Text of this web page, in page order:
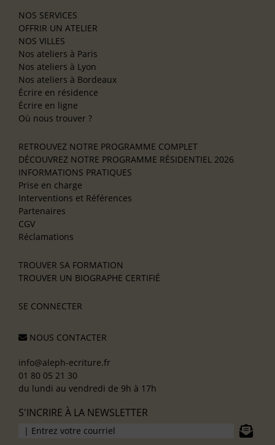
NOS SERVICES
OFFRIR UN ATELIER
NOS VILLES
Nos ateliers à Paris
Nos ateliers à Lyon
Nos ateliers à Bordeaux
Écrire en résidence
Écrire en ligne
Où nous trouver ?
RETROUVEZ NOTRE PROGRAMME COMPLET
DÉCOUVREZ NOTRE PROGRAMME RÉSIDENTIEL 2026
INFORMATIONS PRATIQUES
Prise en charge
Interventions et Références
Partenaires
CGV
Réclamations
TROUVER SA FORMATION
TROUVER UN BIOGRAPHE CERTIFIÉ
SE CONNECTER
NOUS CONTACTER
info@aleph-ecriture.fr
01 80 05 21 30
du lundi au vendredi de 9h à 17h
S'INCRIRE À LA NEWSLETTER